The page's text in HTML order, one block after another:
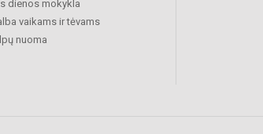
dienos mokykla
vaikams ir tėvams
nuoma